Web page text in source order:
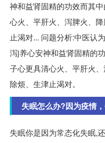
神和益肾固精的功效而其
心火、平肝火、泻脾火、
止渴对... 问题分析:中医认
泻j养心安神和益肾固精的
子心更具清心火、平肝火
除烦、生津止渴对。
失眠怎么办?因为疫情
失眠你是因为常态化失眠,